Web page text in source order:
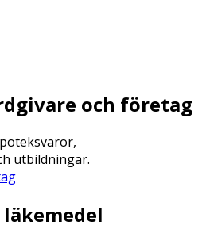
och företag
utbildningar.